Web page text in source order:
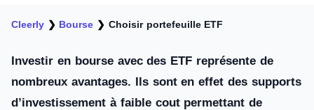
Cleerly ❯ Bourse ❯ Choisir portefeuille ETF
Investir en bourse avec des ETF représente de
nombreux avantages. Ils sont en effet des supports
d’investissement à faible cout permettant de